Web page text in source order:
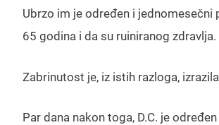
Ubrzo im je određen i
65 godina i da su ruiniranog zdravlja.
Zabrinutost je, iz istih razloga,
Par dana nakon toga, D.C. je